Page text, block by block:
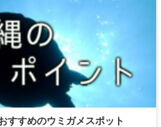
すすめのウミガメスポット